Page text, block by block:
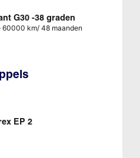
G30 -38 graden
60000 km/ 48 maanden
EP 2